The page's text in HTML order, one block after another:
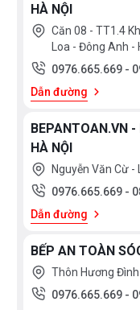
HÀ NỘI
Căn 08 - TT1.4
Loa - Đông Anh -
0976.665.669 -
Dẫn đường
BEPANTOAN.VN -
HÀ NỘI
Nguyễn Văn Cừ -
0976.665.669 -
Dẫn đường
BẾP AN TOÀN
Thôn Hương Đình
0976.665.669 -